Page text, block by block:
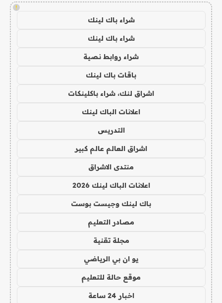
!
شراء باك لينك
شراء باك لينك
شراء روابط نصية
باقات باك لينك
اشراق لنك، شراء باكلينكات
اعلانات الباك لينك
التدريس
اشراق العالم عالم كبير
منتدى الاشراق
اعلانات الباك لينك 2026
باك لينك وجيست بوست
مصادر التعليم
مجلة تقنية
يو ان بي الرياضي
موقع حالة للتعليم
اخبار 24 ساعة